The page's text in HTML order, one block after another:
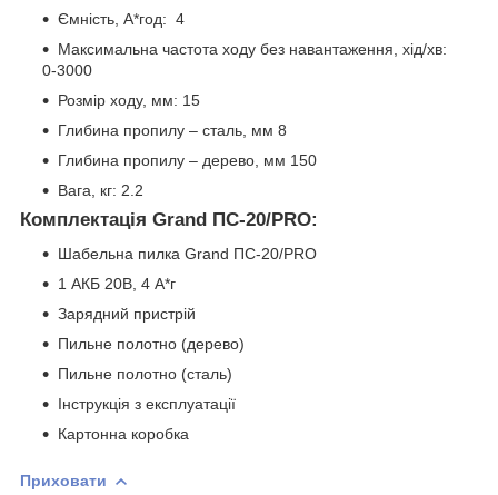
Ємність, А*год: 4
Максимальна частота ходу без навантаження, хід/хв:
0-3000
Розмір ходу, мм: 15
Глибина пропилу – сталь, мм 8
Глибина пропилу – дерево, мм 150
Вага, кг: 2.2
Комплектація Grand ПС-20/PRO:
Шабельна пилка Grand ПС-20/PRO
1 АКБ 20В, 4 А*г
Зарядний пристрій
Пильне полотно (дерево)
Пильне полотно (сталь)
Інструкція з експлуатації
Картонна коробка
Приховати